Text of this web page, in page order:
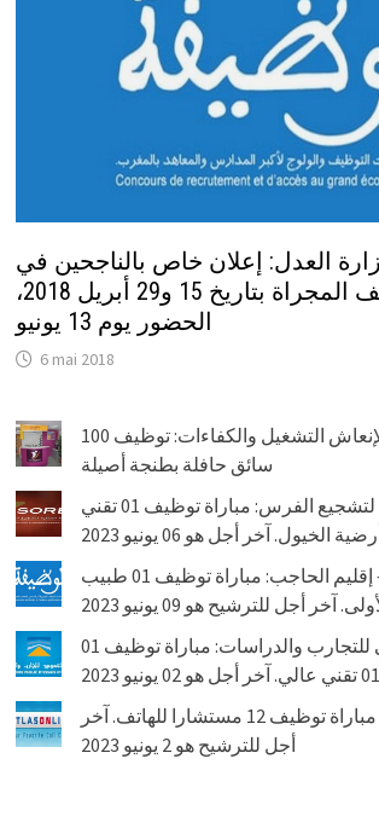
العدل: إعلان خاص بالناجحين في
مباريات التوظيف المجراة بتاريخ 15 و29 أبريل 2018،
الحضور يوم 13 يونيو
6 mai 2018
الوكالة الوطنية لإنعاش التشغيل والكفاءات: توظيف 100
سائق حافلة بطنجة أصيلة
الشركة الملكية لتشجيع الفرس: مباراة توظيف 01 تقني
الخيول. آخر أجل هو 06 يونيو 2023
جماعة اكوراي – إقليم الحاجب: مباراة توظيف 01 طبيب
آخر أجل للترشيح هو 09 يونيو 2023
المختبر العمومي للتجارب والدراسات: مباراة توظيف 01
أطلس أون لاين: مباراة توظيف 12 مستشارا للهاتف. آخر
أجل للترشيح هو 2 يونيو 2023